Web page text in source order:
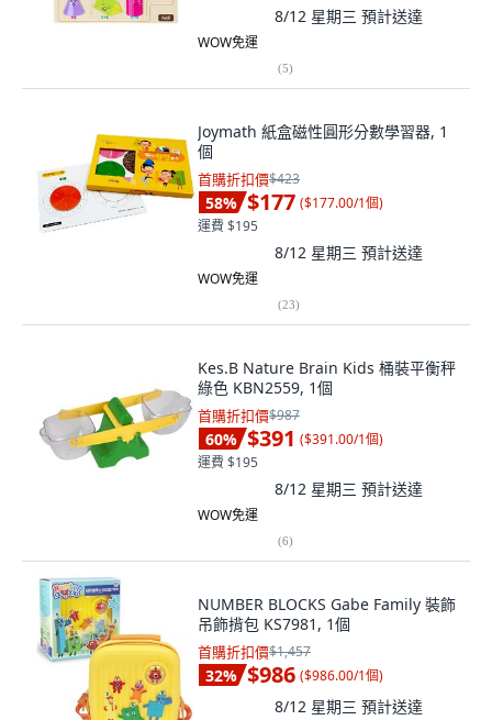
8/12 星期三 預計送達
WOW免運
(5)
Joymath 紙盒磁性圓形分數學習器, 1
個
首購折扣價$423
58% $177 ($177.00/1個)
運費 $195
8/12 星期三 預計送達
WOW免運
(23)
Kes.B Nature Brain Kids 桶裝平衡秤
綠色 KBN2559, 1個
首購折扣價$987
60% $391 ($391.00/1個)
運費 $195
8/12 星期三 預計送達
WOW免運
(6)
NUMBER BLOCKS Gabe Family 裝飾
吊飾揹包 KS7981, 1個
首購折扣價$1,457
32% $986 ($986.00/1個)
8/12 星期三 預計送達